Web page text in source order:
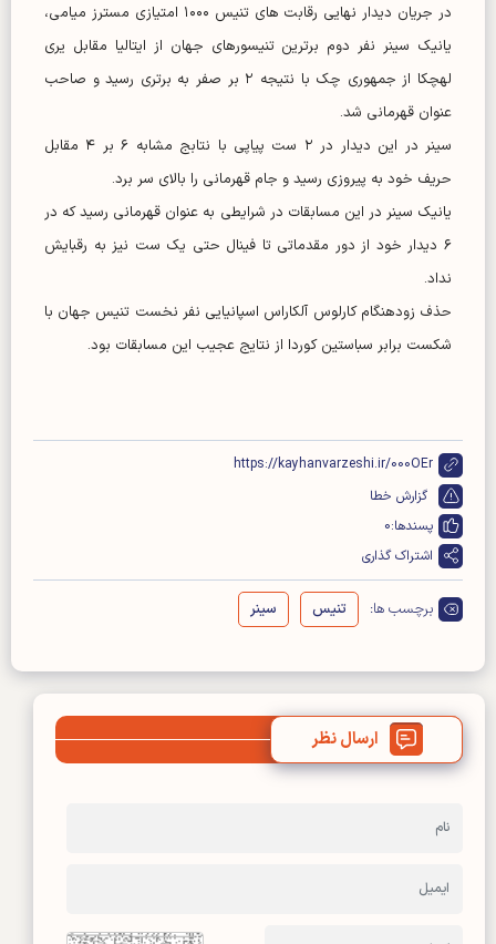
در جریان دیدار نهایی رقابت های تنیس ۱۰۰۰ امتیازی مسترز میامی،
یانیک سینر نفر دوم برترین تنیسورهای جهان از ایتالیا مقابل یری
لهچکا از جمهوری چک با نتیجه ۲ بر صفر به برتری رسید و صاحب
عنوان قهرمانی شد.
سینر در این دیدار در ۲ ست پیاپی با نتابج مشابه ۶ بر ۴ مقابل
حریف خود به پیروزی رسید و جام قهرمانی را بالای سر برد.
یانیک سینر در این مسابقات در شرایطی به عنوان قهرمانی رسید که در
۶ دیدار خود از دور مقدماتی تا فینال حتی یک ست نیز به رقبایش
نداد.
حذف زودهنگام کارلوس آلکاراس اسپانیایی نفر نخست تنیس جهان با
شکست برابر سباستین کوردا از نتایج عجیب این مسابقات بود.
https://kayhanvarzeshi.ir/000OEr
گزارش خطا
پسندها:0
اشتراک گذاری
برچسب ها: تنیس سینر
ارسال نظر